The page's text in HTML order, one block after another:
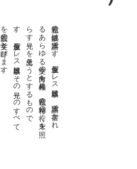
私達の
故郷は
日本語で
す
。
金魚屋プ
レ
ス
日本版は
、
日本語で
書か
れ
る
あ
ら
ゆ
る
文学の
方向を
見極め
、
私達の
精神の
行く
末を
照
ら
す
光り
を
見出そ
う
と
す
る
も
の
で
す
。
金魚屋プ
レ
ス
日本版は
そ
の
光り
の
す
べ
て
を
広義の
文学と
呼び
ま
す
。